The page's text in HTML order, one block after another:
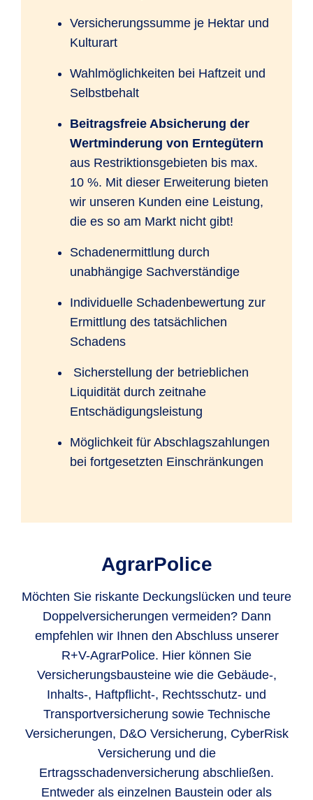
Versicherungssumme je Hektar und
Kulturart
Wahlmöglichkeiten bei Haftzeit und
Selbstbehalt
Beitragsfreie Absicherung der
Wertminderung von Erntegütern
aus Restriktionsgebieten bis max.
10 %. Mit dieser Erweiterung bieten
wir unseren Kunden eine Leistung,
die es so am Markt nicht gibt!
Schadenermittlung durch
unabhängige Sachverständige
Individuelle Schadenbewertung zur
Ermittlung des tatsächlichen
Schadens
Sicherstellung der betrieblichen
Liquidität durch zeitnahe
Entschädigungsleistung
Möglichkeit für Abschlagszahlungen
bei fortgesetzten Einschränkungen
AgrarPolice
Möchten Sie riskante Deckungslücken und teure
Doppelversicherungen vermeiden? Dann
empfehlen wir Ihnen den Abschluss unserer
R+V-AgrarPolice. Hier können Sie
Versicherungsbausteine wie die Gebäude-,
Inhalts-, Haftpflicht-, Rechtsschutz- und
Transportversicherung sowie Technische
Versicherungen, D&O Versicherung, CyberRisk
Versicherung und die
Ertragsschadenversicherung abschließen.
Entweder als einzelnen Baustein oder als